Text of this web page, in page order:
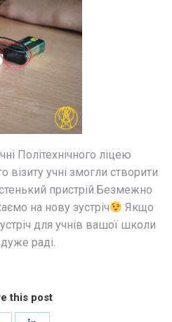
Політехнічного ліцею
візиту учні змогли створити
пристрій.Безмежно
на нову зустріч
Якщо
для учнів вашої школи
раді.
this post